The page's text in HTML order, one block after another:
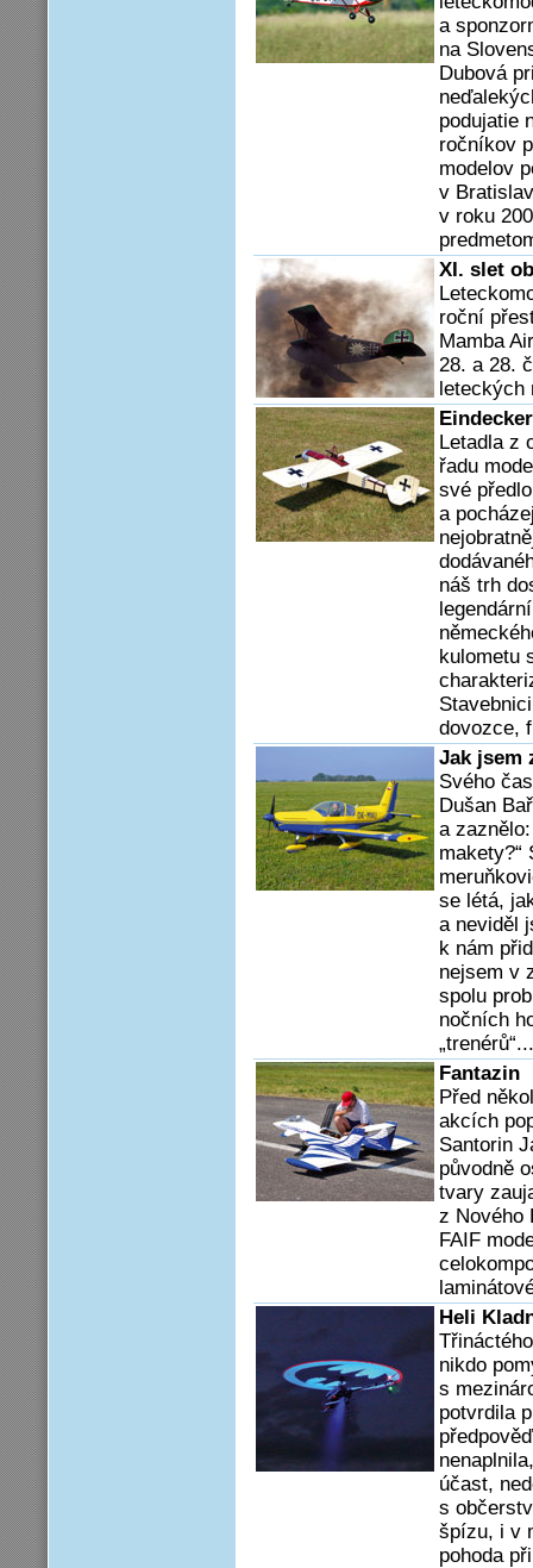
a
na
Dubová
podujatie
ročníkov
modelov
v
v roku
XI. slet
roční
Mamba
28. a 28.
leteckých
Eindecker
Letadla z
řadu
své
a
náš trh
kulometu
dovozce,
Jak jsem
Svého
Dušan
a
makety?“
se létá,
a neviděl
k nám
nejsem v
spolu
nočních
„trenérů“...
Fantazin
Před
akcích
Santorin
původně
tvary
z Nového
FAIF
Heli
nikdo
s
potvrdila
účast,
s
špízu, i v
pohoda